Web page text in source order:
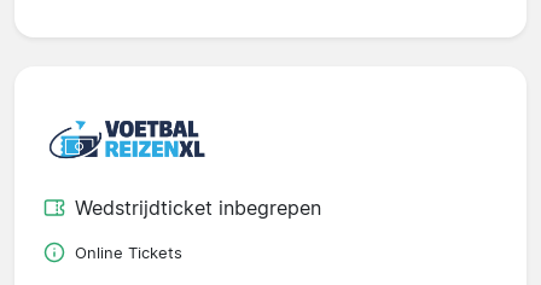
Wedstrijdticket inbegrepen
Online Tickets